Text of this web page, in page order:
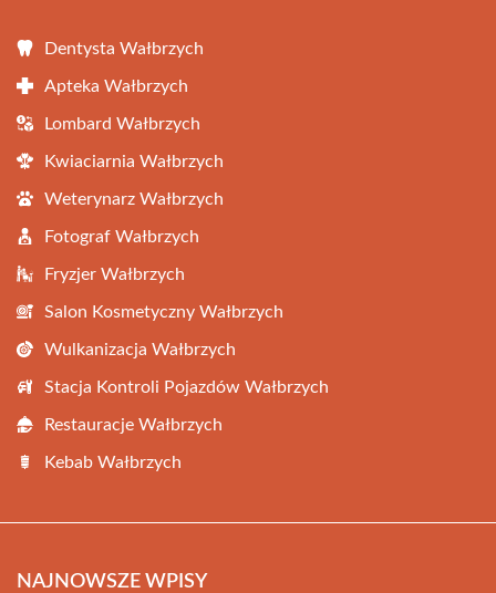
Dentysta Wałbrzych
Apteka Wałbrzych
Lombard Wałbrzych
Kwiaciarnia Wałbrzych
Weterynarz Wałbrzych
Fotograf Wałbrzych
Fryzjer Wałbrzych
Salon Kosmetyczny Wałbrzych
Wulkanizacja Wałbrzych
Stacja Kontroli Pojazdów Wałbrzych
Restauracje Wałbrzych
Kebab Wałbrzych
NAJNOWSZE WPISY